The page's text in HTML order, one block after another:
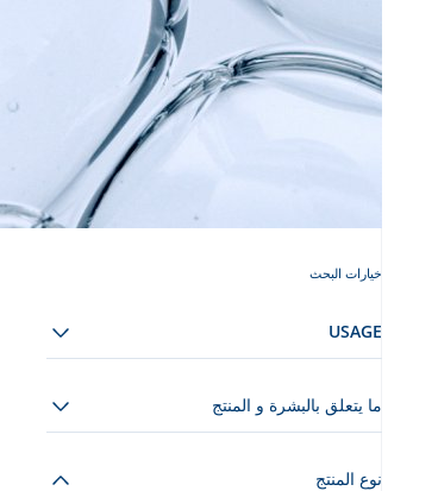
خيارات البحث
USAGE
ما يتعلق بالبشرة و المنتج
نوع المنتج